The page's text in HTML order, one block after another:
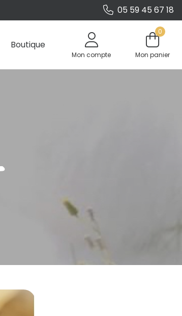
05 59 45 67 18
Boutique
Mon compte
0
Mon panier